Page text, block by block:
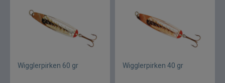
Kanalgratis
Wigglerpirken 60 gr Wigglerpirken 40 gr